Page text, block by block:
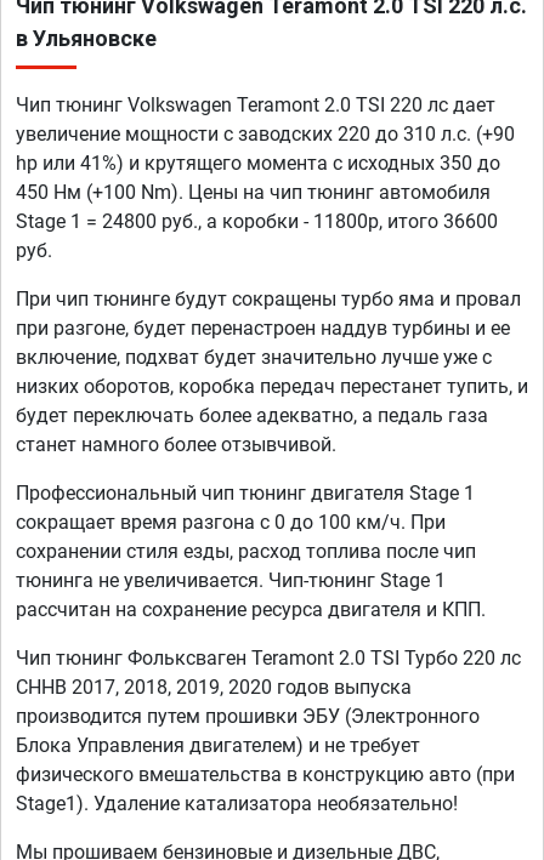
Чип тюнинг Volkswagen Teramont 2.0 TSI 220 л.с.
в Ульяновске
Чип тюнинг Volkswagen Teramont 2.0 TSI 220 лс дает
увеличение мощности с заводских 220 до 310 л.с. (+90
hp или 41%) и крутящего момента с исходных 350 до
450 Нм (+100 Nm). Цены на чип тюнинг автомобиля
Stage 1 = 24800 руб., а коробки - 11800р, итого 36600
руб.
При чип тюнинге будут сокращены турбо яма и провал
при разгоне, будет перенастроен наддув турбины и ее
включение, подхват будет значительно лучше уже с
низких оборотов, коробка передач перестанет тупить, и
будет переключать более адекватно, а педаль газа
станет намного более отзывчивой.
Профессиональный чип тюнинг двигателя Stage 1
сокращает время разгона с 0 до 100 км/ч. При
сохранении стиля езды, расход топлива после чип
тюнинга не увеличивается. Чип-тюнинг Stage 1
рассчитан на сохранение ресурса двигателя и КПП.
Чип тюнинг Фольксваген Teramont 2.0 TSI Турбо 220 лс
CHHB 2017, 2018, 2019, 2020 годов выпуска
производится путем прошивки ЭБУ (Электронного
Блока Управления двигателем) и не требует
физического вмешательства в конструкцию авто (при
Stage1). Удаление катализатора необязательно!
Мы прошиваем бензиновые и дизельные ДВС,